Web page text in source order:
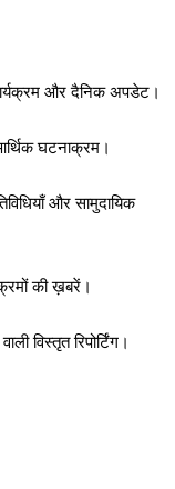
और दैनिक अपडेट।
घटनाक्रम।
और सामुदायिक
की ख़बरें।
विस्तृत रिपोर्टिंग।